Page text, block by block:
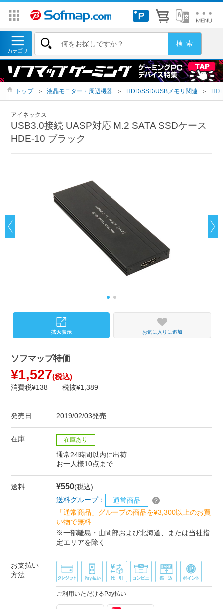
トップ ＞ 液晶モニター・周辺機器 ＞ HDD/SSD/USBメモリ関連 ＞
アイネックス
USB3.0接続 UASP対応 M.2 SATA SSDケース
HDE-10 ブラック
お気に入りに追加
ソフマップ特価
¥1,527(税込)
消費税¥138 税抜¥1,389
発売日 2019/02/03発売
在庫 在庫あり
通常24時間以内に出荷
お一人様10点まで
送料 ¥550(税込)
送料グループ：
通常商品
「通常商品」グループの商品を¥3,300以上のお買
い物で無料
※一部離島・山間部および北海道、または当社指
定エリアを除く
お支払い
方法
ご利用いただけるPay払い